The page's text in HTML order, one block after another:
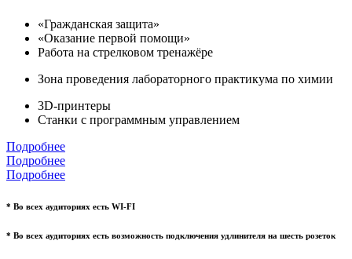
«Гражданская защита»
«Оказание первой помощи»
Работа на стрелковом тренажёре
Зона проведения лабораторного практикума по химии
3D-принтеры
Станки с программным управлением
Подробнее
Подробнее
Подробнее
* Во всех аудиториях есть WI-FI
* Во всех аудиториях есть возможность подключения удлинителя на шесть розеток